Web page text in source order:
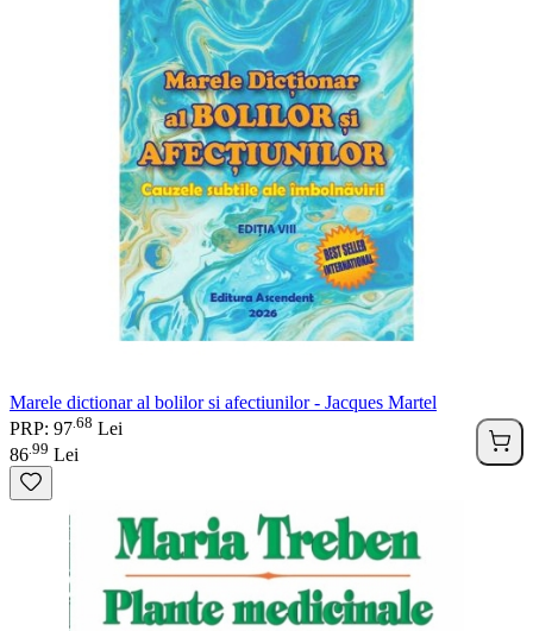
Marele dictionar al bolilor si afectiunilor - Jacques Martel
PRP: 97 68 Lei
86 99 Lei